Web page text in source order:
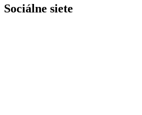
Sociálne siete